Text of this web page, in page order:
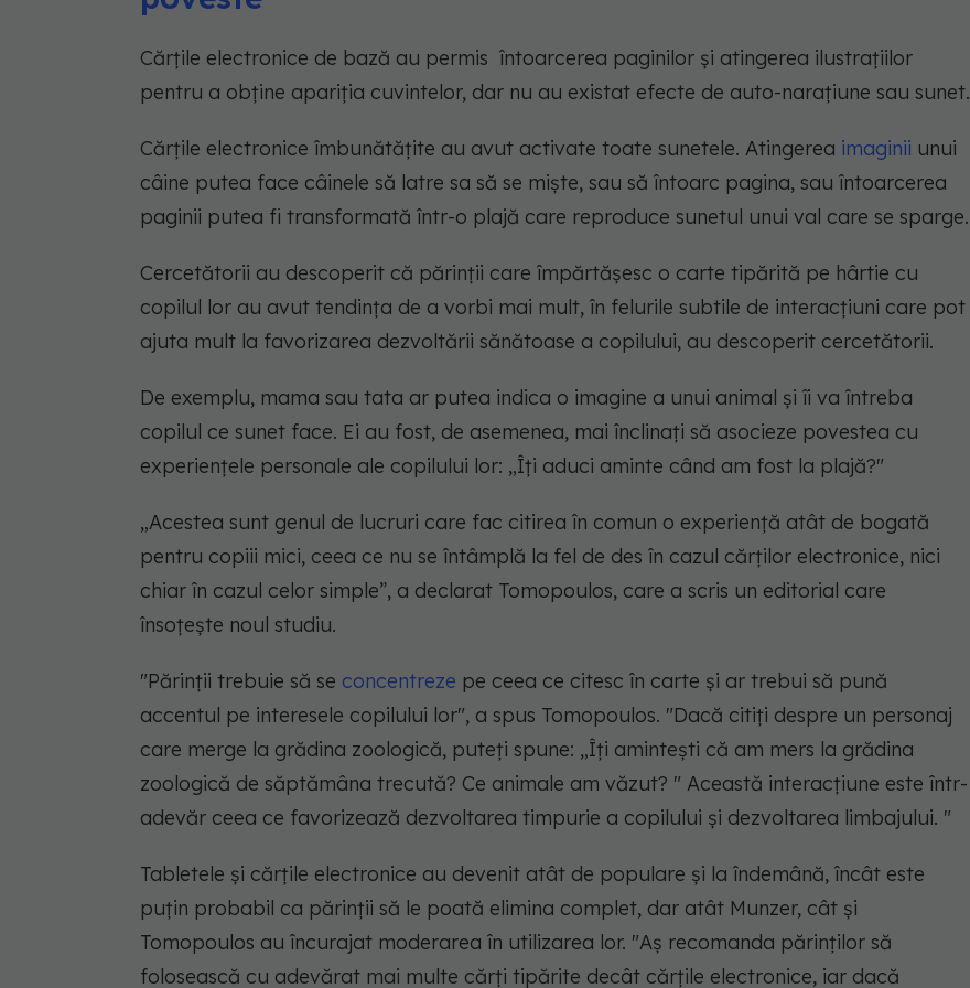
Cărțile electronice de bază au permis întoarcerea paginilor și atingerea ilustrațiilor
pentru a obține apariția cuvintelor, dar nu au existat efecte de auto-narațiune sau sunet.
Cărțile electronice îmbunătățite au avut activate toate sunetele. Atingerea imaginii unui
câine putea face câinele să latre sa să se miște, sau să întoarc pagina, sau întoarcerea
paginii putea fi transformată într-o plajă care reproduce sunetul unui val care se sparge.
Cercetătorii au descoperit că părinții care împărtășesc o carte tipărită pe hârtie cu
copilul lor au avut tendința de a vorbi mai mult, în felurile subtile de interacțiuni care pot
ajuta mult la favorizarea dezvoltării sănătoase a copilului, au descoperit cercetătorii.
De exemplu, mama sau tata ar putea indica o imagine a unui animal și îi va întreba
copilul ce sunet face. Ei au fost, de asemenea, mai înclinați să asocieze povestea cu
experiențele personale ale copilului lor: „Îți aduci aminte când am fost la plajă?"
„Acestea sunt genul de lucruri care fac citirea în comun o experiență atât de bogată
pentru copiii mici, ceea ce nu se întâmplă la fel de des în cazul cărților electronice, nici
chiar în cazul celor simple”, a declarat Tomopoulos, care a scris un editorial care
însoțește noul studiu.
"Părinții trebuie să se concentreze pe ceea ce citesc în carte și ar trebui să pună
accentul pe interesele copilului lor", a spus Tomopoulos. "Dacă citiți despre un personaj
care merge la grădina zoologică, puteți spune: „Îți amintești că am mers la grădina
zoologică de săptămâna trecută? Ce animale am văzut? " Această interacțiune este într-
adevăr ceea ce favorizează dezvoltarea timpurie a copilului și dezvoltarea limbajului. "
Tabletele și cărțile electronice au devenit atât de populare și la îndemână, încât este
puțin probabil ca părinții să le poată elimina complet, dar atât Munzer, cât și
Tomopoulos au încurajat moderarea în utilizarea lor. "Aș recomanda părinților să
folosească cu adevărat mai multe cărți tipărite decât cărțile electronice, iar dacă